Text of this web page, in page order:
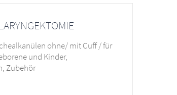
ohne/ mit Cuff / für
und Kinder,
Zubehör